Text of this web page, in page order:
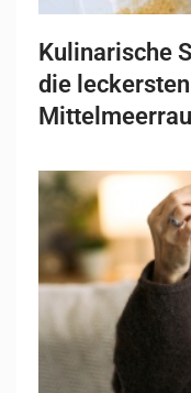
Kulinarische
die